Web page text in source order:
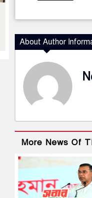
About Author
More News Of